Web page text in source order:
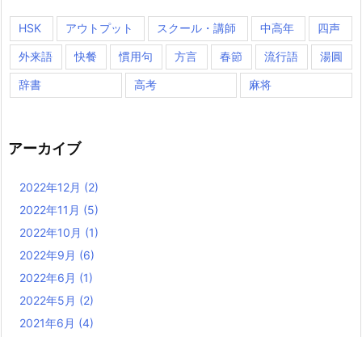
HSK アウトプット スクール・講師 中高年 四声
外来語 快餐 慣用句 方言 春節 流行語 湯圓
辞書 高考 麻将
アーカイブ
2022年12月 (2)
2022年11月 (5)
2022年10月 (1)
2022年9月 (6)
2022年6月 (1)
2022年5月 (2)
2021年6月 (4)